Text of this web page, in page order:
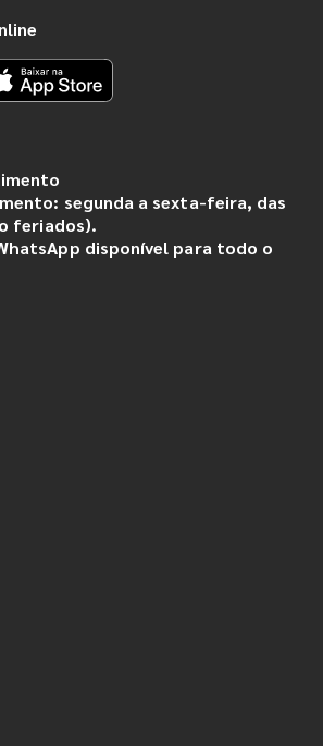
segunda a sexta-feira, das
feriados).
disponível para todo o